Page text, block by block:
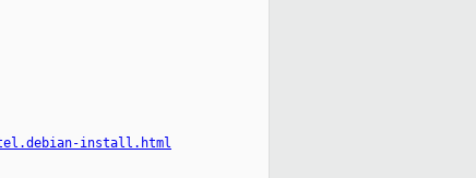
install.html